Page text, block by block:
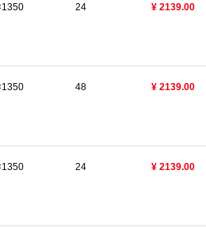
24 ¥ 2139.00
48 ¥ 2139.00
24 ¥ 2139.00